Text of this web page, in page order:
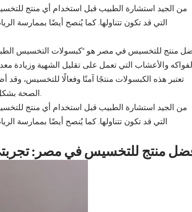
من الجيد استشارة الطبيب قبل استخدام أي منتج
التي قد تكون تتناولها. كما يُنصح أيضًا بممارسة
منتج للتخسيس في مصر هو “كبسولات التخسيس
تعتبر هذه الكبسولات منتجًا آمنًا وفعالًا للتخسيس،
الصحة بشكل عام. كما أنها تتوفر بسهولة في الصيدليات والمتاجر الصحية في مصر.
من الجيد استشارة الطبيب قبل استخدام أي منتج
التي قد تكون تتناولها. كما يُنصح أيضًا بممارسة
منتج للتخسيس في مصر: